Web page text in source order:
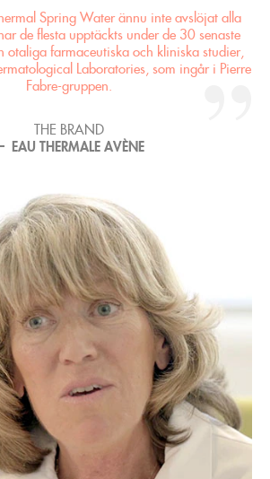
Spring Water ännu inte avslöjat alla
de flesta upptäckts under de 30 senaste
otaliga farmaceutiska och kliniska studier,
Laboratories, som ingår i Pierre
Fabre-gruppen.
THE BRAND
EAU THERMALE AVÈNE